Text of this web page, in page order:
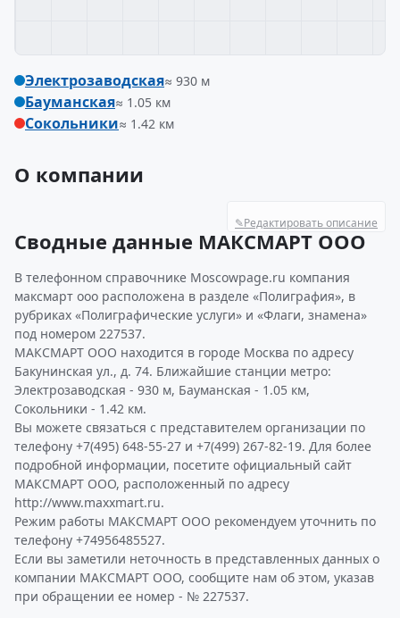
Электрозаводская≈ 930 м
Бауманская≈ 1.05 км
Сокольники≈ 1.42 км
О компании
✎Редактировать описание
Сводные данные МАКСМАРТ ООО
В телефонном справочнике Moscowpage.ru компания
максмарт ооо расположена в разделе «Полиграфия», в
рубриках «Полиграфические услуги» и «Флаги, знамена»
под номером 227537.
МАКСМАРТ ООО находится в городе Москва по адресу
Бакунинская ул., д. 74. Ближайшие станции метро:
Электрозаводская - 930 м, Бауманская - 1.05 км,
Сокольники - 1.42 км.
Вы можете связаться с представителем организации по
телефону +7(495) 648-55-27 и +7(499) 267-82-19. Для более
подробной информации, посетите официальный сайт
МАКСМАРТ ООО, расположенный по адресу
http://www.maxxmart.ru.
Режим работы МАКСМАРТ ООО рекомендуем уточнить по
телефону +74956485527.
Если вы заметили неточность в представленных данных о
компании МАКСМАРТ ООО, сообщите нам об этом, указав
при обращении ее номер - № 227537.